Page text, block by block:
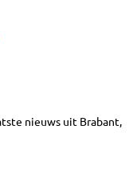
nieuws uit Brabant,